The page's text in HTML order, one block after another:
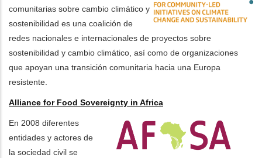
comunitarias sobre cambio climático y
sostenibilidad es una coalición de
redes nacionales e internacionales de proyectos sobre
sostenibilidad y cambio climático, así como de organizaciones
que apoyan una transición comunitaria hacia una Europa
resistente.
Alliance for Food Sovereignty in Africa
En 2008 diferentes
entidades y actores de
la sociedad civil se